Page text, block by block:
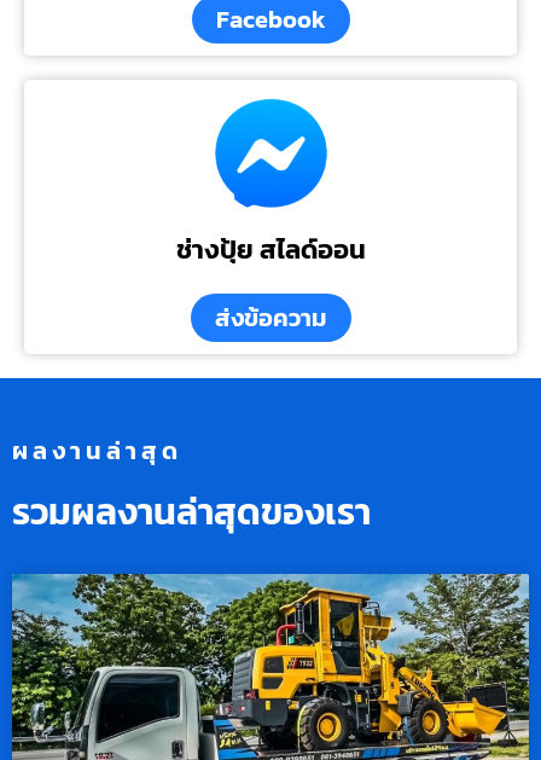
Facebook
ช่างปุ้ย สไลด์ออน
ส่งข้อความ
ผลงานล่าสุด
รวมผลงานล่าสุดของเรา